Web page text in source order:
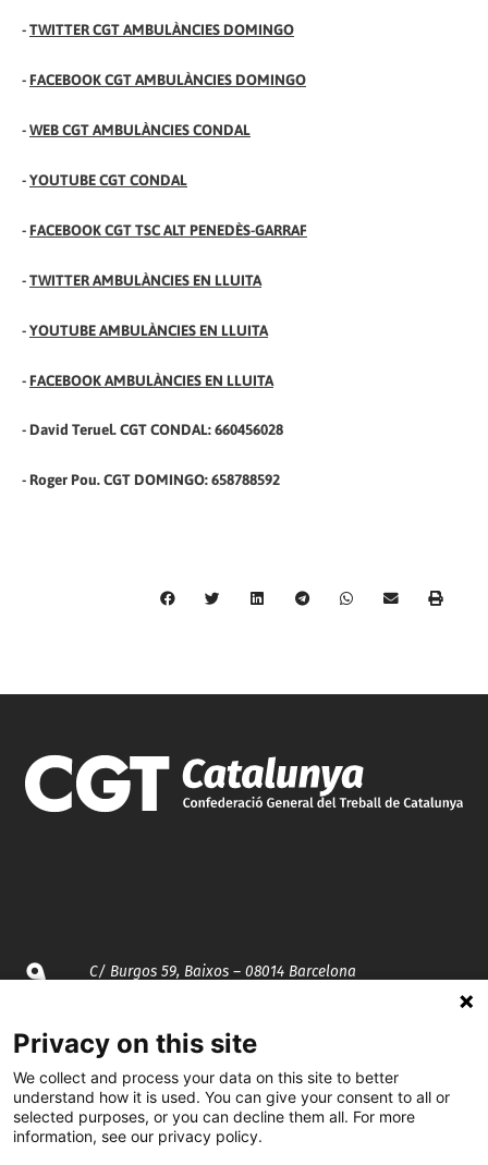
-TWITTER CGT AMBULÀNCIES DOMINGO
- FACEBOOK CGT AMBULÀNCIES DOMINGO
-WEB CGT AMBULÀNCIES CONDAL
-YOUTUBE CGT CONDAL
- FACEBOOK CGT TSC ALT PENEDÈS-GARRAF
-TWITTER AMBULÀNCIES EN LLUITA
-YOUTUBE AMBULÀNCIES EN LLUITA
- FACEBOOK AMBULÀNCIES EN LLUITA
- David Teruel. CGT CONDAL: 660456028
- Roger Pou. CGT DOMINGO: 658788592
C/ Burgos 59, Baixos – 08014 Barcelona
spcgtcatalunya.cat
935 120 481
@CGTCatalunya
Privacy on this site
We collect and process your data on this site to better
understand how it is used. You can give your consent to all or
selected purposes, or you can decline them all. For more
information, see our privacy policy.